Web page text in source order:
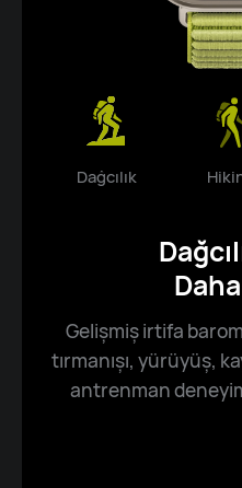
Gelişmiş irtifa
tırmanışı, yürüyüş,
antrenman
Dağcılık